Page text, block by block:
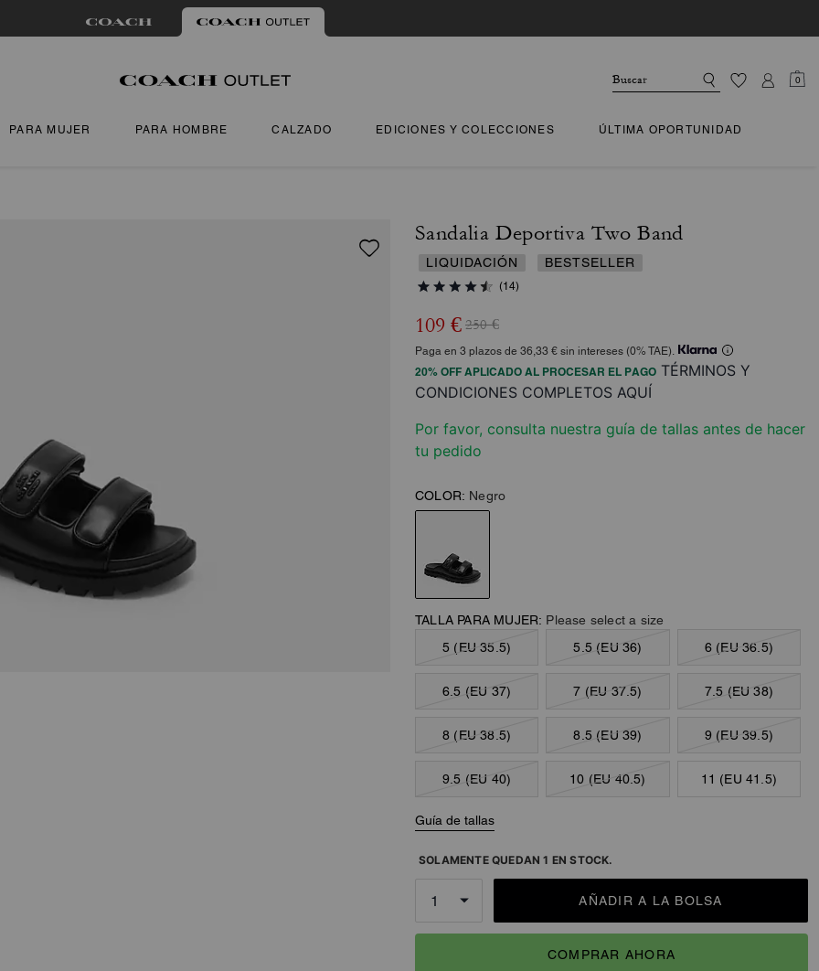
0
PARA MUJER PARA HOMBRE CALZADO EDICIONES Y COLECCIONES ÚLTIMA OPORTUNIDAD
Sandalia Deportiva Two Band
LIQUIDACIÓN BESTSELLER
(14)
109 € 250 €
Paga en 3 plazos de 36,33 € sin intereses (0% TAE).
20% OFF APLICADO AL PROCESAR EL PAGO TÉRMINOS Y
CONDICIONES COMPLETOS AQUÍ
Por favor, consulta nuestra guía de tallas antes de hacer
tu pedido
COLOR: Negro
TALLA PARA MUJER: Please select a size
5 (EU 35.5)
5.5 (EU 36) 6 (EU 36.5)
6.5 (EU 37) 7 (EU 37.5) 7.5 (EU 38)
8 (EU 38.5) 8.5 (EU 39) 9 (EU 39.5)
9.5 (EU 40) 10 (EU 40.5) 11 (EU 41.5)
Guía de tallas
SOLAMENTE QUEDAN 1 EN STOCK.
AÑADIR A LA BOLSA
COMPRAR AHORA